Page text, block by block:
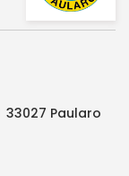
33027 Paularo